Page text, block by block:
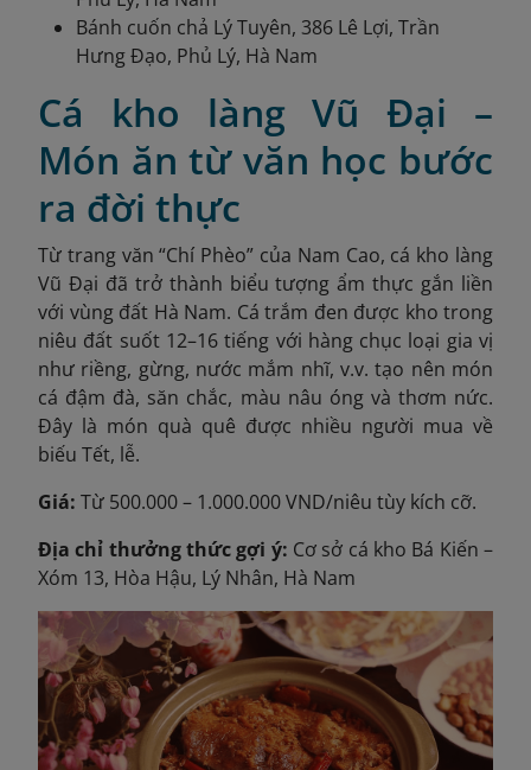
Bánh cuốn chả Lý Tuyên, 386 Lê Lợi, Trần
Hưng Đạo, Phủ Lý, Hà Nam
Cá kho làng Vũ Đại –
Món ăn từ văn học bước
ra đời thực
Từ trang văn “Chí Phèo” của Nam Cao, cá kho làng
Vũ Đại đã trở thành biểu tượng ẩm thực gắn liền
với vùng đất Hà Nam. Cá trắm đen được kho trong
niêu đất suốt 12–16 tiếng với hàng chục loại gia vị
như riềng, gừng, nước mắm nhĩ, v.v. tạo nên món
cá đậm đà, săn chắc, màu nâu óng và thơm nức.
Đây là món quà quê được nhiều người mua về
biếu Tết, lễ.
Giá: Từ 500.000 – 1.000.000 VND/niêu tùy kích cỡ.
Địa chỉ thưởng thức gợi ý: Cơ sở cá kho Bá Kiến –
Xóm 13, Hòa Hậu, Lý Nhân, Hà Nam